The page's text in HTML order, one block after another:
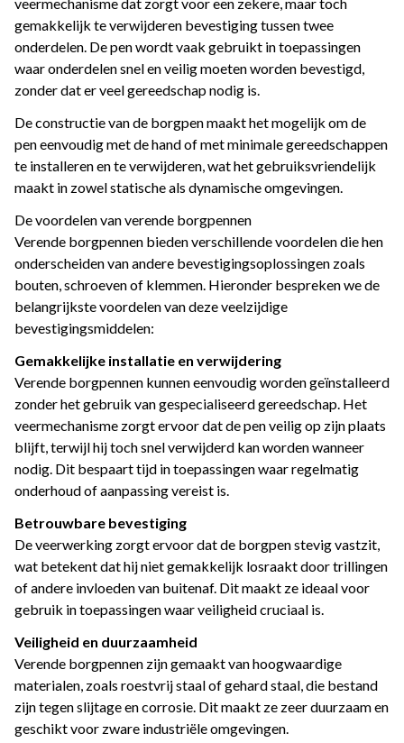
veermechanisme dat zorgt voor een zekere, maar toch
gemakkelijk te verwijderen bevestiging tussen twee
onderdelen. De pen wordt vaak gebruikt in toepassingen
waar onderdelen snel en veilig moeten worden bevestigd,
zonder dat er veel gereedschap nodig is.
De constructie van de borgpen maakt het mogelijk om de
pen eenvoudig met de hand of met minimale gereedschappen
te installeren en te verwijderen, wat het gebruiksvriendelijk
maakt in zowel statische als dynamische omgevingen.
De voordelen van verende borgpennen
Verende borgpennen bieden verschillende voordelen die hen
onderscheiden van andere bevestigingsoplossingen zoals
bouten, schroeven of klemmen. Hieronder bespreken we de
belangrijkste voordelen van deze veelzijdige
bevestigingsmiddelen:
Gemakkelijke installatie en verwijdering
Verende borgpennen kunnen eenvoudig worden geïnstalleerd
zonder het gebruik van gespecialiseerd gereedschap. Het
veermechanisme zorgt ervoor dat de pen veilig op zijn plaats
blijft, terwijl hij toch snel verwijderd kan worden wanneer
nodig. Dit bespaart tijd in toepassingen waar regelmatig
onderhoud of aanpassing vereist is.
Betrouwbare bevestiging
De veerwerking zorgt ervoor dat de borgpen stevig vastzit,
wat betekent dat hij niet gemakkelijk losraakt door trillingen
of andere invloeden van buitenaf. Dit maakt ze ideaal voor
gebruik in toepassingen waar veiligheid cruciaal is.
Veiligheid en duurzaamheid
Verende borgpennen zijn gemaakt van hoogwaardige
materialen, zoals roestvrij staal of gehard staal, die bestand
zijn tegen slijtage en corrosie. Dit maakt ze zeer duurzaam en
geschikt voor zware industriële omgevingen.